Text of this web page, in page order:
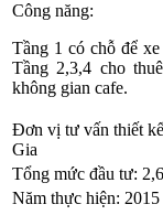
Công năng:
Tầng 1 có chỗ để
Tầng 2,3,4 cho
không gian cafe.
Đơn vị tư vấn thiết
Gia
Tổng mức đầu tư:
Năm thực hiện: 2015